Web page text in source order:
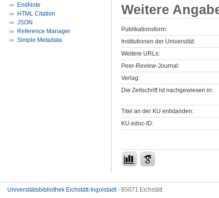
EndNote
HTML Citation
JSON
Reference Manager
Simple Metadata
Weitere
Publikationsform:
Institutionen der Universität:
Weitere URLs:
Peer-Review-Journal:
Verlag:
Die Zeitschrift ist nachgewiesen in:
Titel an der KU entstanden:
KU.edoc-ID:
Universitätsbibliothek Eichstätt-Ingolstadt- 85071 Eichstätt